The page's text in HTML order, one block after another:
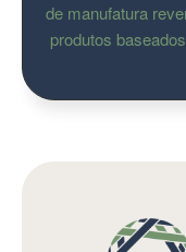
de manufatura
produtos